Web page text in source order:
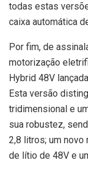
todas estas
caixa automática
Por fim, de
motorização
Hybrid 48V
Esta versão
tridimensional e
sua robustez,
2,8 litros; um
de lítio de 48V e